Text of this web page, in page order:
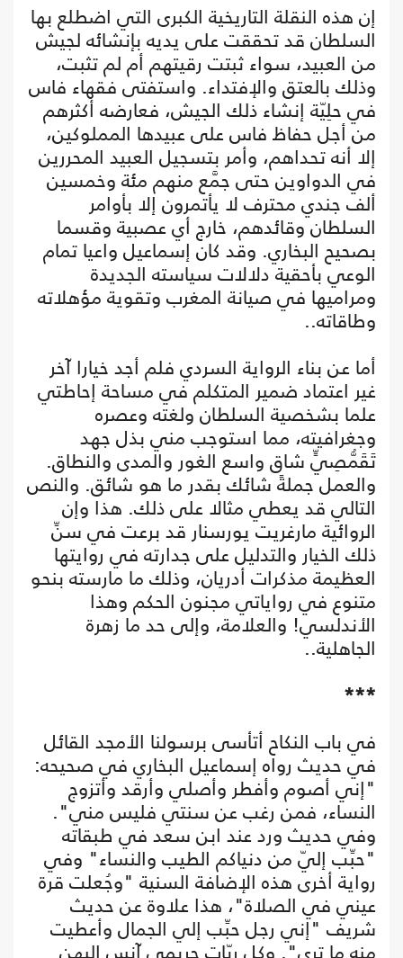
إن هذه النقلة التاريخية الكبرى التي اضطلع بها
السلطان قد تحققت على يديه بإنشائه لجيش
من العبيد، سواء ثبتت رقيتهم أم لم تثبت،
وذلك بالعتق والإفتداء. واستفتى فقهاء فاس
في حلِيّة إنشاء ذلك الجيش، فعارضه أكثرهم
من أجل حفاظ فاس على عبيدها المملوكين،
إلا أنه تحداهم، وأمر بتسجيل العبيد المحررين
في الدواوين حتى جمَّع منهم مئة وخمسين
ألف جندي محترف لا يأتمرون إلا بأوامر
السلطان وقائدهم، خارج أي عصبية وقسما
بصحيح البخاري. وقد كان إسماعيل واعيا تمام
الوعي بأحقية دلالات سياسته الجديدة
ومراميها في صيانة المغرب وتقوية مؤهلاته
وطاقاته..
أما عن بناء الرواية السردي فلم أجد خيارا آخر
غير اعتماد ضمير المتكلم في مساحة إحاطتي
علما بشخصية السلطان ولغته وعصره
وجغرافيته، مما استوجب مني بذل جهد
تَقَمُّصِيٍّ شاق واسع الغور والمدى والنطاق.
والعمل جملةً شائك بقدر ما هو شائق. والنص
التالي قد يعطي مثالا على ذلك. هذا وإن
الروائية مارغريت يورسنار قد برعت في سنِّ
ذلك الخيار والتدليل على جدارته في روايتها
العظيمة مذكرات أدريان، وذلك ما مارسته بنحو
متنوع في رواياتي مجنون الحكم وهذا
الأندلسي! والعلامة، وإلى حد ما زهرة
الجاهلية..
***
في باب النكاح أتأسى برسولنا الأمجد القائل
في حديث رواه إسماعيل البخاري في صحيحه:
"إني أصوم وأفطر وأصلي وأرقد وأتزوج
النساء، فمن رغب عن سنتي فليس مني".
وفي حديث ورد عند ابن سعد في طبقاته
"حبِّب إليّ من دنياكم الطيب والنساء" وفي
رواية أخرى هذه الإضافة السنية "وجُعلت قرة
عيني في الصلاة"، هذا علاوة عن حديث
شريف "إني رجل حبِّب إلي الجمال وأعطيت
منه ما ترى". وكل ربّات حريمي آنس إليهن